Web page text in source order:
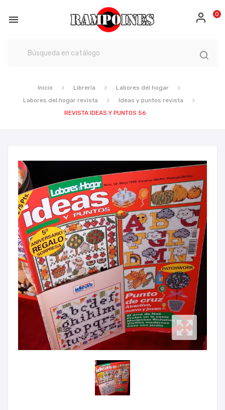
 0
Inicio Librería
Labores del hogar
Labores del hogar revista
Ideas y puntos revista
REVISTA IDEAS Y PUNTOS 56